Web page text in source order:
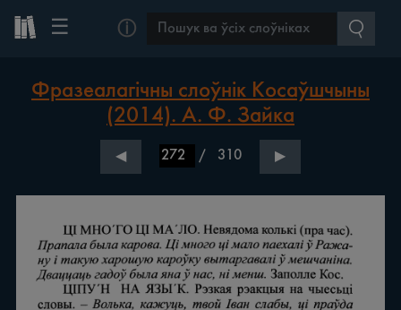
☰ ⓘ
Фразеалагічны слоўнік Косаўшчыны
(2014). А. Ф. Зайка
◀ / 310 ▶